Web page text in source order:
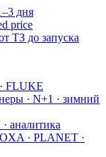
дня
price
ТЗ до запуска
FLUKE
· N+1 · зимний
аналитика
· PLANET ·